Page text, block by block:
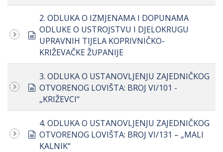
document
2. ODLUKA O IZMJENAMA I DOPUNAMA
ODLUKE O USTROJSTVU I DJELOKRUGU
UPRAVNIH TIJELA KOPRIVNIČKO-
KRIŽEVAČKE ŽUPANIJE
document
3. ODLUKA O USTANOVLJENJU ZAJEDNIČKOG
OTVORENOG LOVIŠTA: BROJ VI/101 -
„KRIŽEVCI“
document
4. ODLUKA O USTANOVLJENJU ZAJEDNIČKOG
OTVORENOG LOVIŠTA: BROJ VI/131 – „MALI
KALNIK“